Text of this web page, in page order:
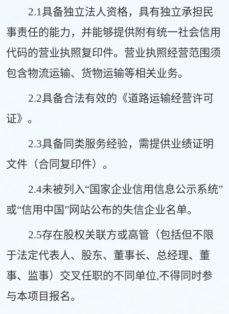
2.1具备独立法人资格，具有独立承担民
事责任的能力，并能够提供附有统一社会信用
代码的营业执照复印件。营业执照经营范围须
包含物流运输、货物运输等相关业务。
2.2具备合法有效的《道路运输经营许可
证》。
2.3具备同类服务经验，需提供业绩证明
文件（合同复印件）。
2.4未被列入“国家企业信用信息公示系统”
或“信用中国”网站公布的失信企业名单。
2.5存在股权关联方或高管（包括但不限
于法定代表人、股东、董事长、总经理、董
事、监事）交叉任职的不同单位,不得同时参
与本项目报名。